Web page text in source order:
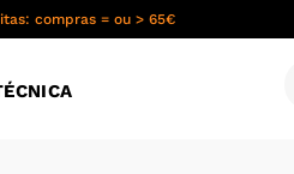
compras = ou > 65€